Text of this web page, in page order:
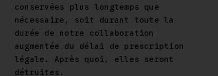
conservées plus longtemps que
nécessaire, soit durant toute la
durée de notre collaboration
augmentée du délai de prescription
légale. Après quoi, elles seront
détruites.